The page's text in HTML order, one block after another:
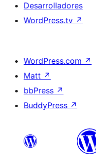
Desarrolladores
WordPress.tv ↗
WordPress.com ↗
Matt ↗
bbPress ↗
BuddyPress ↗